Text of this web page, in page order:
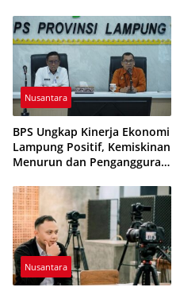
Nusantara
BPS Ungkap Kinerja Ekonomi
Lampung Positif, Kemiskinan
Menurun dan Pengangguran
Nusantara